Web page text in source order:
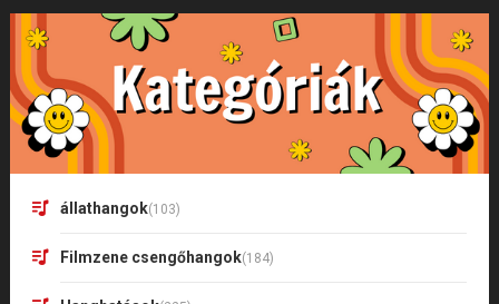
állathangok(103)
Filmzene csengőhangok(184)